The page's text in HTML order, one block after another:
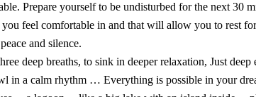
Prepare yourself to be undisturbed for the next 30
feel comfortable in and that will allow you to rest
and silence.
deep breaths, to sink in deeper relaxation, Just
in a calm rhythm … Everything is possible in your